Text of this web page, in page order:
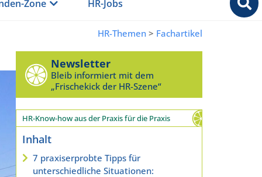
Zone HR-Jobs
HR-Themen > Fachartikel
Newsletter
Bleib informiert mit dem
„Frischekick der HR-Szene“
HR-Know-how aus der Praxis für die Praxis
Inhalt
7 praxiserprobte Tipps für
unterschiedliche Situationen: